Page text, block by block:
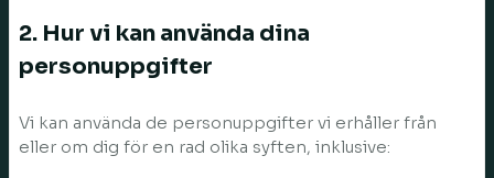
2. Hur vi kan använda dina
personuppgifter
Vi kan använda de personuppgifter vi erhåller från
eller om dig för en rad olika syften, inklusive: